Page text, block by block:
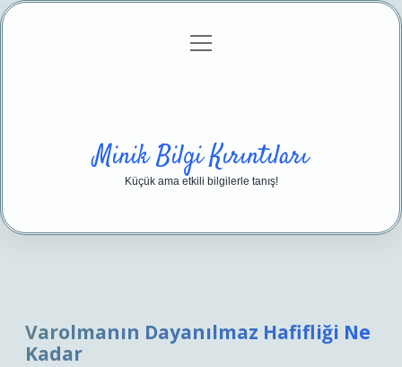
Gizlilik Politikası
menüyü
Minik Bilgi Kırıntıları
Küçük ama etkili bilgilerle tanış!
Varolmanın Dayanılmaz Hafifliği Ne
Kadar